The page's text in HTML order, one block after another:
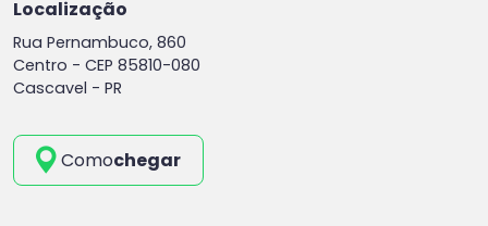
Localização
Rua Pernambuco, 860
Centro - CEP 85810-080
Cascavel - PR
Comochegar